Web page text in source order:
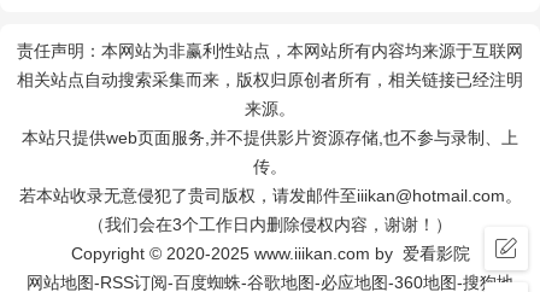
责任声明：本网站为非赢利性站点，本网站所有内容均来源于互联网
相关站点自动搜索采集而来，版权归原创者所有，相关链接已经注明
来源。
本站只提供web页面服务,并不提供影片资源存储,也不参与录制、上
传。
若本站收录无意侵犯了贵司版权，请发邮件至iiikan@hotmail.com。
（我们会在3个工作日内删除侵权内容，谢谢！）
Copyright © 2020-2025 www.iiikan.com by 爱看影院
网站地图-RSS订阅-百度蜘蛛-谷歌地图-必应地图-360地图-搜狗地